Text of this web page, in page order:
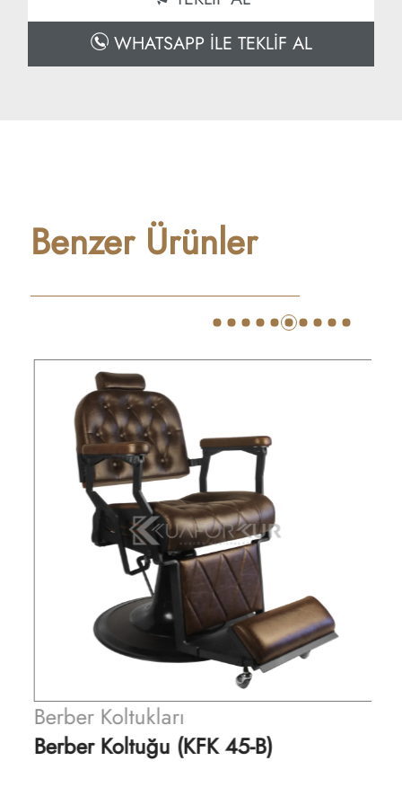
WHATSAPP İLE TEKLİF AL
Benzer Ürünler
Berber Koltukları
Berber Koltuğu (KFK 45-B)